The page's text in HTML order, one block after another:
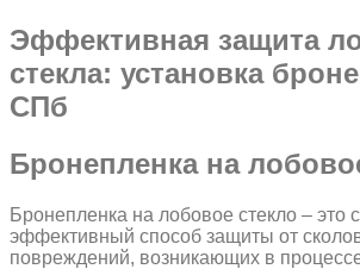
Эффективная защита
стекла: установка
СПб
Бронепленка на
Бронепленка на лобовое стекло – это
эффективный способ защиты от
повреждений, возникающих в